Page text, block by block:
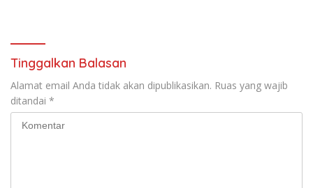
Tinggalkan Balasan
Alamat email Anda tidak akan dipublikasikan. Ruas yang wajib
ditandai *